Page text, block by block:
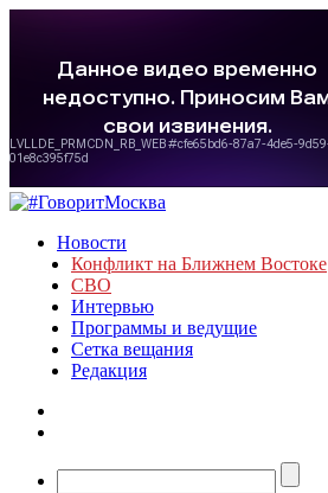
Новости
Конфликт на Ближнем Востоке
СВО
Интервью
Программы и ведущие
Сетка вещания
Редакция